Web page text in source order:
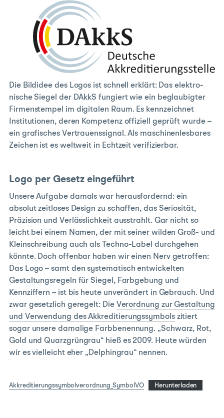
Die Bildidee des Logos ist schnell erklärt: Das elektro­
nische Siegel der DAkkS fungiert wie ein beglaubigter
Firmen­stempel im digitalen Raum. Es kenn­zeichnet
Institu­tionen, deren Kompetenz offiziell geprüft wurde –
ein grafisches Vertrauens­signal. Als maschinen­lesbares
Zeichen ist es weltweit in Echtzeit verifizierbar.
Logo per Gesetz eingeführt
Unsere Aufgabe damals war herausfordernd: ein
absolut zeitloses Design zu schaffen, das Seriosität,
Präzision und Verlässlichkeit ausstrahlt. Gar nicht so
leicht bei einem Namen, der mit seiner wilden Groß- und
Kleinschreibung auch als Techno-Label durchgehen
könnte. Doch offenbar haben wir einen Nerv getroffen:
Das Logo – samt den systematisch entwickelten
Gestaltungsregeln für Siegel, Farbgebung und
Kennziffern – ist bis heute unverändert in Gebrauch. Und
zwar gesetzlich geregelt: Die Verordnung zur Gestaltung
und Verwendung des Akkreditierungssymbolszitiert
sogar unsere damalige Farbbenennung. „Schwarz, Rot,
Gold und Quarzgrüngrau“ hieß es 2009. Heute würden
wir es vielleicht eher „Delphingrau“ nennen.
Akkreditierungssymbolverordnung_SymbolVO Herunterladen